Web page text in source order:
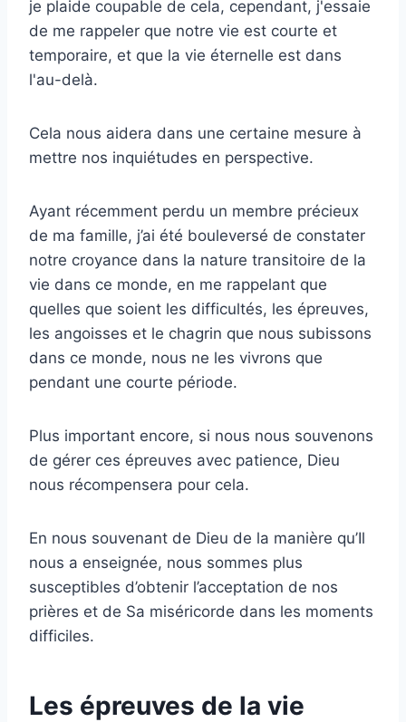
je plaide coupable de cela, cependant, j'essaie
de me rappeler que notre vie est courte et
temporaire, et que la vie éternelle est dans
l'au-delà.
Cela nous aidera dans une certaine mesure à
mettre nos inquiétudes en perspective.
Ayant récemment perdu un membre précieux
de ma famille, j’ai été bouleversé de constater
notre croyance dans la nature transitoire de la
vie dans ce monde, en me rappelant que
quelles que soient les difficultés, les épreuves,
les angoisses et le chagrin que nous subissons
dans ce monde, nous ne les vivrons que
pendant une courte période.
Plus important encore, si nous nous souvenons
de gérer ces épreuves avec patience, Dieu
nous récompensera pour cela.
En nous souvenant de Dieu de la manière qu’Il ​​
nous a enseignée, nous sommes plus
susceptibles d’obtenir l’acceptation de nos
prières et de Sa miséricorde dans les moments
difficiles.
Les épreuves de la vie